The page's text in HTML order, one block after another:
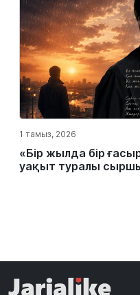
1 тамыз, 2026
«Бір жылда бір
уақыт туралы